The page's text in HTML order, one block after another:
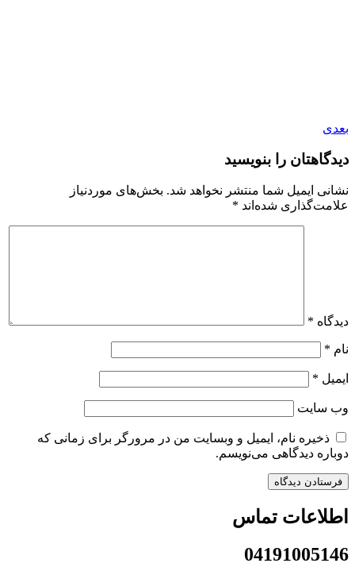
بعدی
دیدگاهتان را بنویسید
نشانی ایمیل شما منتشر نخواهد شد. بخش‌های موردنیاز
علامت‌گذاری شده‌اند *
دیدگاه *
نام *
ایمیل *
وب‌ سایت
ذخیره نام، ایمیل و وبسایت من در مرورگر برای زمانی که
دوباره دیدگاهی می‌نویسم.
اطلاعات تماس
04191005146